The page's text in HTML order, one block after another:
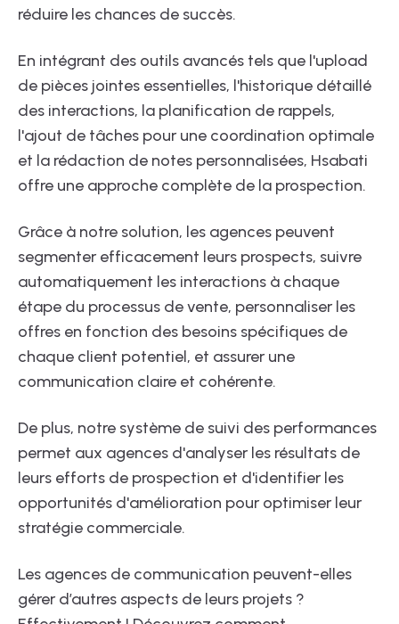
réduire les chances de succès.
En intégrant des outils avancés tels que l'upload
de pièces jointes essentielles, l'historique détaillé
des interactions, la planification de rappels,
l'ajout de tâches pour une coordination optimale
et la rédaction de notes personnalisées, Hsabati
offre une approche complète de la prospection.
Grâce à notre solution, les agences peuvent
segmenter efficacement leurs prospects, suivre
automatiquement les interactions à chaque
étape du processus de vente, personnaliser les
offres en fonction des besoins spécifiques de
chaque client potentiel, et assurer une
communication claire et cohérente.
De plus, notre système de suivi des performances
permet aux agences d'analyser les résultats de
leurs efforts de prospection et d'identifier les
opportunités d'amélioration pour optimiser leur
stratégie commerciale.
Les agences de communication peuvent-elles
gérer d’autres aspects de leurs projets ?